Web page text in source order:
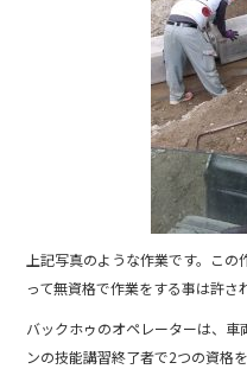
上記写真のような作業です。こ
って無資格で作業をする事は許さ
バックホゥのオペレーターは、
ンの技能講習終了者で2つの資格